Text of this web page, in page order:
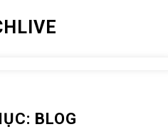
BLOG